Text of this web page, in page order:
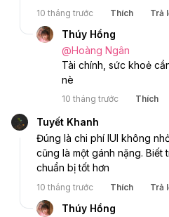
10 tháng trước Thích Trả
Thúy Hồng
@Hoàng Ngân
Tài chính, sức khoẻ
nè
10 tháng trước Thích
Tuyết Khanh
Đúng là chi phí IUI không
cũng là một gánh nặng.
chuẩn bị tốt hơn
10 tháng trước Thích Trả
Thúy Hồng